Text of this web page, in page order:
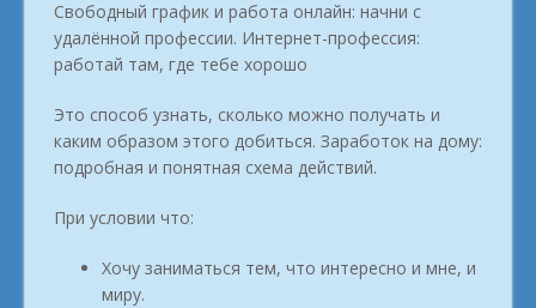
Свободный график и работа онлайн: начни с
удалённой профессии. Интернет-профессия:
работай там, где тебе хорошо
Это способ узнать, сколько можно получать и
каким образом этого добиться. Заработок на дому:
подробная и понятная схема действий.
При условии что:
Хочу заниматься тем, что интересно и мне, и
миру.